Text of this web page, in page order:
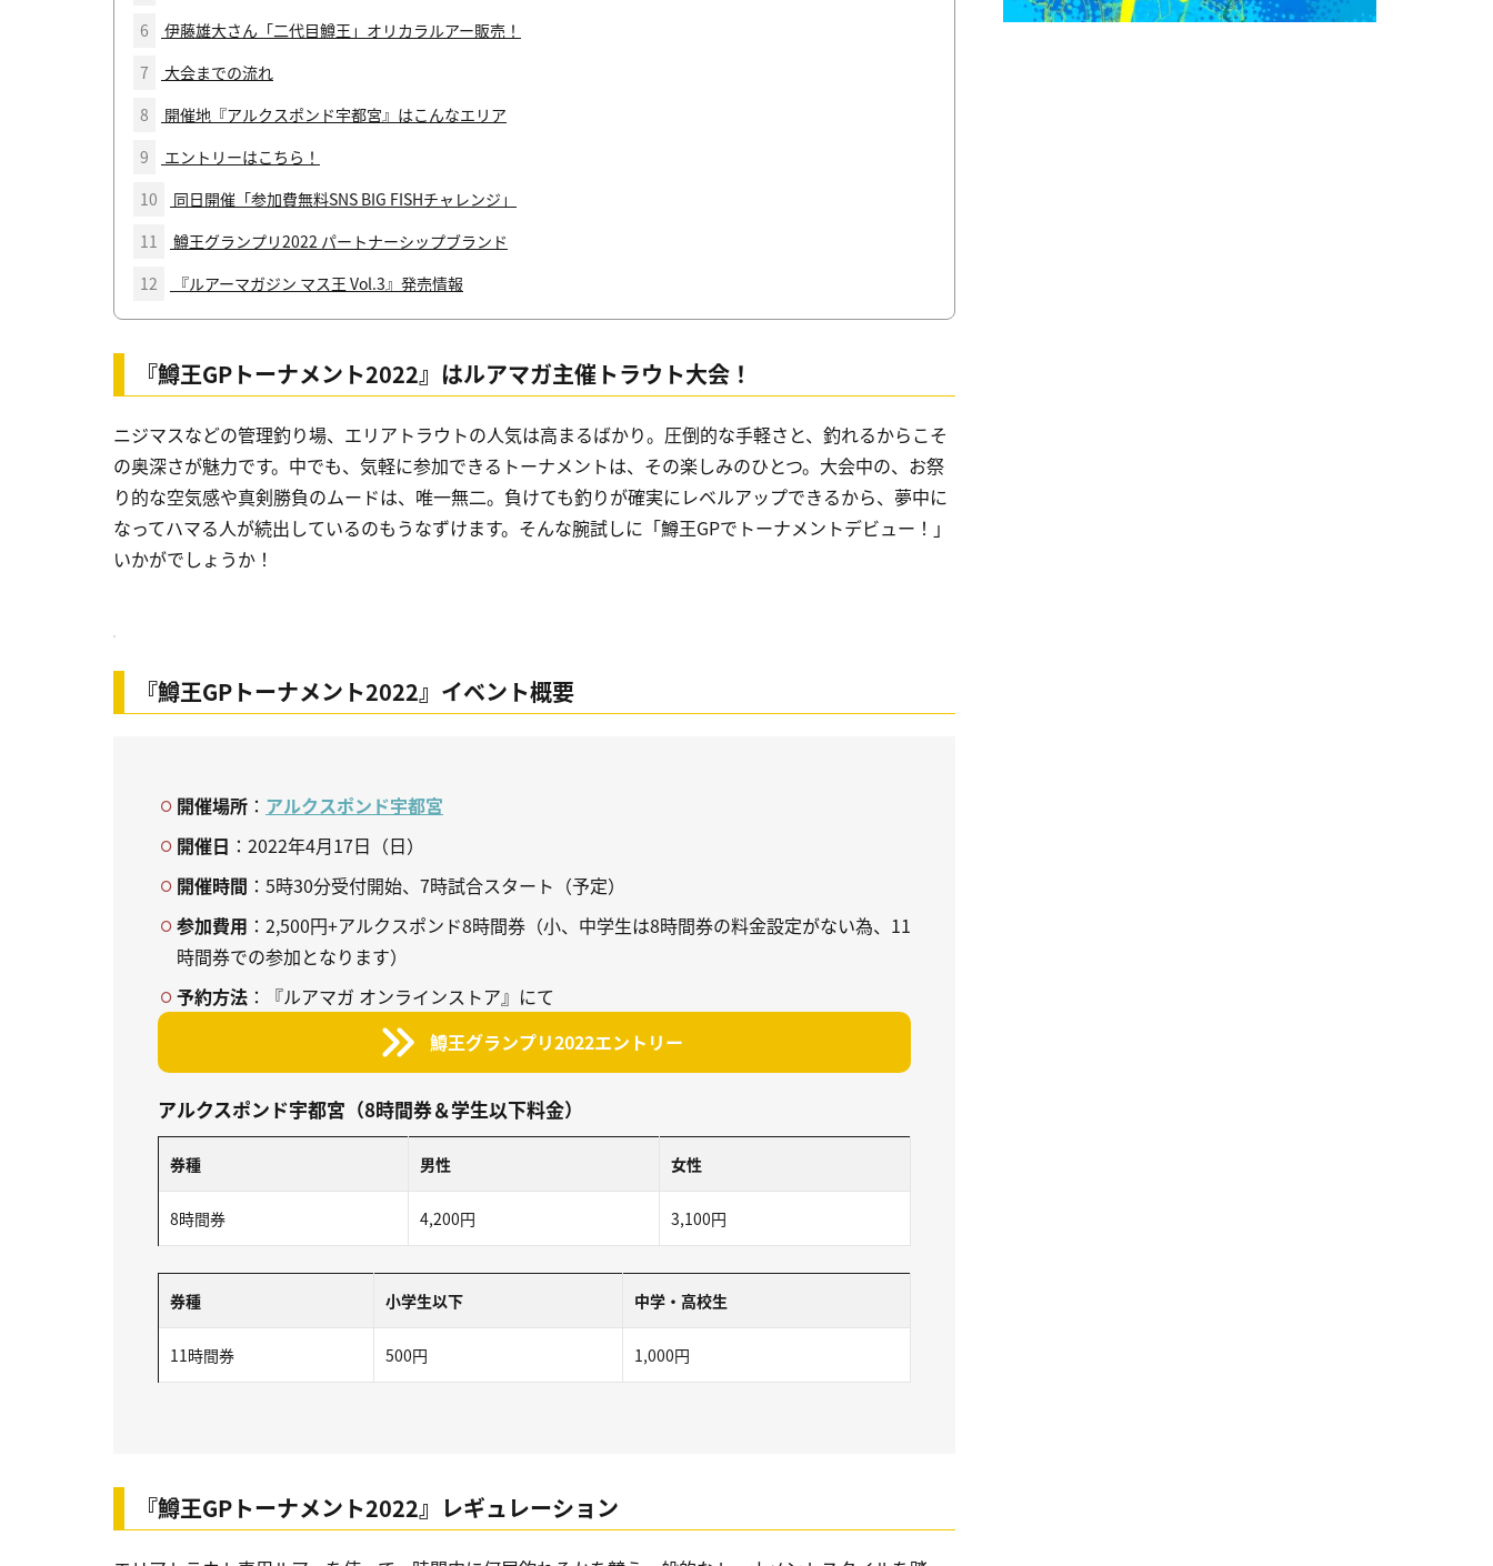
6
伊藤雄大さん「二代目鱒王」オリカラルアー販売！
7
大会までの流れ
8
開催地『アルクスポンド宇都宮』はこんなエリア
9
エントリーはこちら！
10
同日開催「参加費無料SNS BIG FISHチャレンジ」
11
鱒王グランプリ2022 パートナーシップブランド
12
『ルアーマガジン マス王 Vol.3』発売情報
『鱒王GPトーナメント2022』はルアマガ主催トラウト大会！
ニジマスなどの管理釣り場、エリアトラウトの人気は高まるばかり。圧倒的な手軽さと、釣れるからこそ
の奥深さが魅力です。中でも、気軽に参加できるトーナメントは、その楽しみのひとつ。大会中の、お祭
り的な空気感や真剣勝負のムードは、唯一無二。負けても釣りが確実にレベルアップできるから、夢中に
なってハマる人が続出しているのもうなずけます。そんな腕試しに「鱒王GPでトーナメントデビュー！」
いかがでしょうか！
『鱒王GPトーナメント2022』イベント概要
開催場所 ： アルクスポンド宇都宮
開催日 ：2022年4月17日（日）
開催時間 ：5時30分受付開始、7時試合スタート（予定）
参加費用 ：2,500円+アルクスポンド8時間券（小、中学生は8時間券の料金設定がない為、11
時間券での参加となります）
予約方法 ：『ルアマガ オンラインストア』にて
鱒王グランプリ2022エントリー
アルクスポンド宇都宮（8時間券＆学生以下料金）
券種 男性 女性
8時間券 4,200円 3,100円
券種 小学生以下 中学・高校生
11時間券 500円 1,000円
『鱒王GPトーナメント2022』レギュレーション